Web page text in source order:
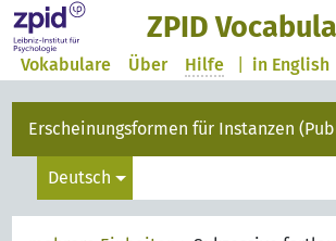
ZPID
in English
Vokabulare Über Hilfe
Erscheinungsformen für Instanzen
Deutsch